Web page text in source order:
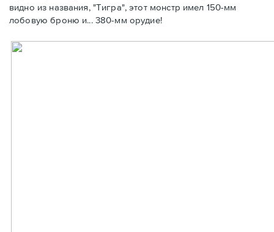
видно из названия, "Тигра", этот монстр имел 150-мм
лобовую броню и... 380-мм орудие!